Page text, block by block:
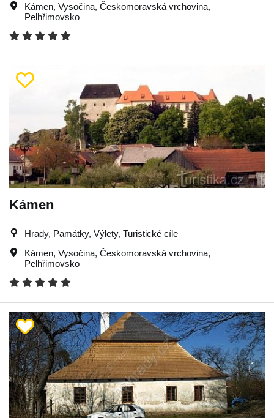
Kámen, Vysočina, Českomoravská vrchovina,
Pelhřimovsko
Kámen
Hrady, Památky, Výlety, Turistické cíle
Kámen, Vysočina, Českomoravská vrchovina,
Pelhřimovsko